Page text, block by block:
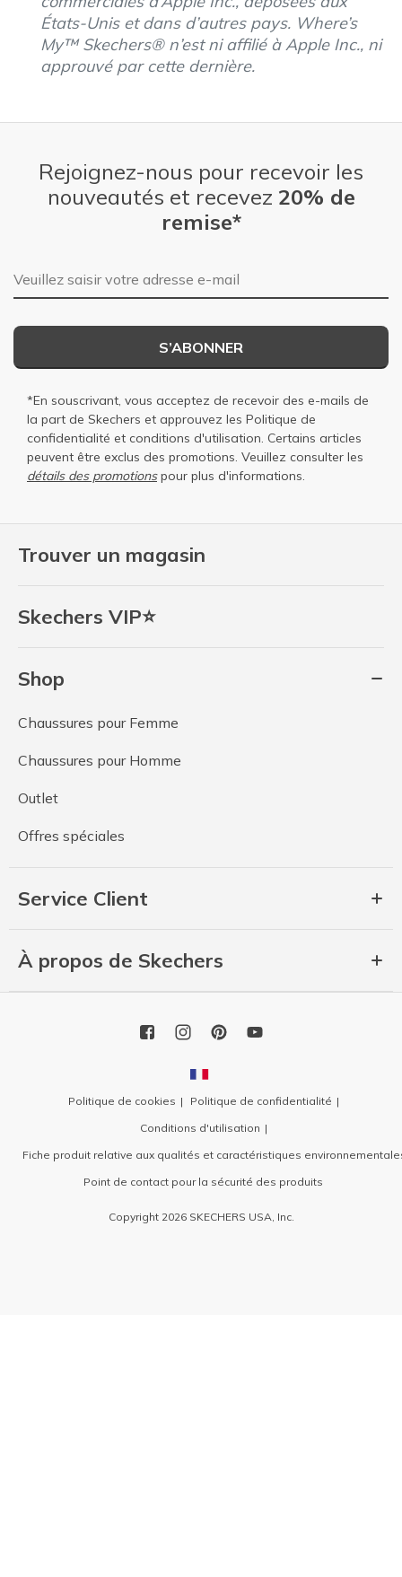
États-Unis et dans d’autres pays. Where’s
My™ Skechers® n’est ni affilié à Apple Inc., ni
approuvé par cette dernière.
Trouver un magasin
Skechers VIP⭐
Shop
Chaussures pour Femme
Chaussures pour Homme
Outlet
Offres spéciales
Service Client
À propos de Skechers
Rejoignez-nous pour recevoir les
nouveautés et recevez 20% de
remise*
Adresse e-mail
S’ABONNER
*En souscrivant, vous acceptez de recevoir des e-mails de
la part de Skechers et approuvez les Politique de
confidentialité et conditions d'utilisation. Certains articles
peuvent être exclus des promotions. Veuillez consulter les
détails des promotionspour plus d'informations.
Politique de cookies
Politique de confidentialité
Conditions d'utilisation
Fiche produit relative aux qualités et caractéristiques
Point de contact pour la sécurité des produits
Copyright 2026 SKECHERS USA, Inc.